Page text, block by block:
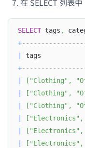
SELECT tags ,
+
+
[ "Clothing" ,
[ "Clothing" ,
[ "Clothing" ,
[ "Electronics" ,
[ "Electronics" ,
[ "Electronics" ,